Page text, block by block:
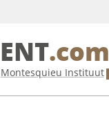
.com
Montesquieu Instituut